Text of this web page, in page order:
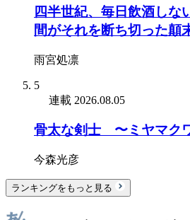
四半世紀、毎日飲酒しな
間がそれを断ち切った顛
雨宮処凛
5
連載 2026.08.05
骨太な剣士 〜ミヤマク
今森光彦
ランキングをもっと見る